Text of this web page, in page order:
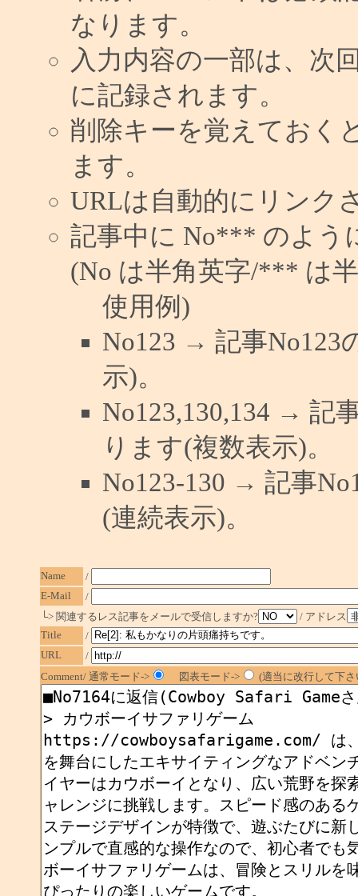
なります。
入力内容の一部は、次
に記録されます。
削除キーを覚えておく
ます。
URLは自動的にリンク
記事中に No*** のよう
(No は半角英字/*** は
使用例)
No123 → 記事No123
示)。
No123,130,134 → 記
ります(複数表示)。
No123-130 → 記事
(連続表示)。
Name
/
E-Mail
/
└> 関連するレス記事をメールで受信しますか?
/ アドレス
Title
/
URL
/
Comment/ 通常モード->
図表モード-> (適当に改行して下